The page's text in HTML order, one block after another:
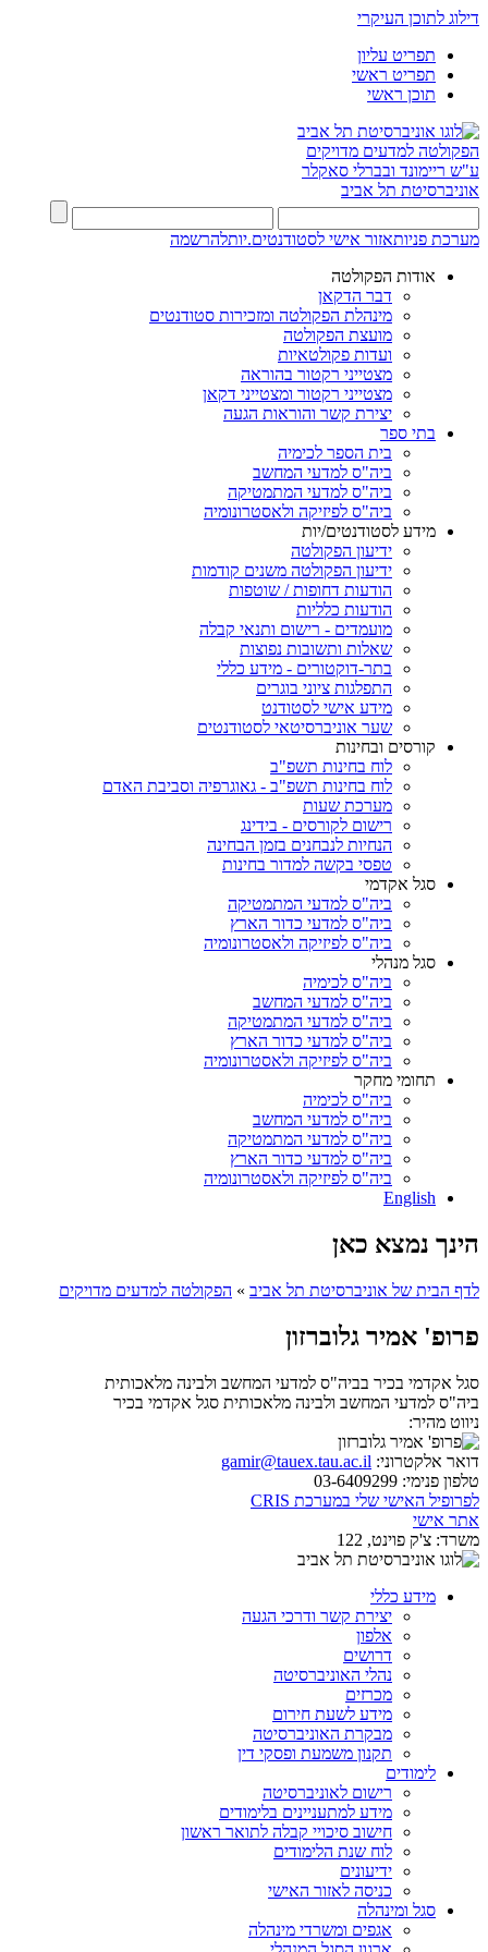
דילוג לתוכן העיקרי
תפריט עליון
תפריט ראשי
תוכן ראשי
הפקולטה למדעים מדויקים
ע"ש ריימונד ובברלי סאקלר
אוניברסיטת תל אביב
מערכת פניותאזור אישי לסטודנטים.יותלהרשמה
אודות הפקולטה
דבר הדקאן
מינהלת הפקולטה ומזכירות סטודנטים
מועצת הפקולטה
ועדות פקולטאיות
מצטייני רקטור בהוראה
מצטייני רקטור ומצטייני דקאן
יצירת קשר והוראות הגעה
בתי ספר
בית הספר לכימיה
ביה"ס למדעי המחשב
ביה"ס למדעי המתמטיקה
ביה"ס לפיזיקה ולאסטרונומיה
מידע לסטודנטים/יות
ידיעון הפקולטה
ידיעון הפקולטה משנים קודמות
הודעות דחופות / שוטפות
הודעות כלליות
מועמדים - רישום ותנאי קבלה
שאלות ותשובות נפוצות
בתר-דוקטורים - מידע כללי
התפלגות ציוני בוגרים
מידע אישי לסטודנט
שער אוניברסיטאי לסטודנטים
קורסים ובחינות
לוח בחינות תשפ"ב
לוח בחינות תשפ"ב - גאוגרפיה וסביבת האדם
מערכת שעות
רישום לקורסים - בידינג
הנחיות לנבחנים בזמן הבחינה
טפסי בקשה למדור בחינות
סגל אקדמי
ביה"ס למדעי המתמטיקה
ביה"ס למדעי כדור הארץ
ביה"ס לפיזיקה ולאסטרונומיה
סגל מנהלי
ביה"ס לכימיה
ביה"ס למדעי המחשב
ביה"ס למדעי המתמטיקה
ביה"ס למדעי כדור הארץ
ביה"ס לפיזיקה ולאסטרונומיה
תחומי מחקר
ביה"ס לכימיה
ביה"ס למדעי המחשב
ביה"ס למדעי המתמטיקה
ביה"ס למדעי כדור הארץ
ביה"ס לפיזיקה ולאסטרונומיה
English
הינך נמצא כאן
לדף הבית של אוניברסיטת תל אביב » הפקולטה למדעים מדויקים
פרופ' אמיר גלוברזון
סגל אקדמי בכיר בביה"ס למדעי המחשב ולבינה מלאכותית
ביה"ס למדעי המחשב ולבינה מלאכותית סגל אקדמי בכיר
ניווט מהיר:
דואר אלקטרוני: gamir@tauex.tau.ac.il
טלפון פנימי:
לפרופיל האישי שלי במערכת CRIS
אתר אישי
משרד: צ'ק פוינט, 122
מידע כללי
יצירת קשר ודרכי הגעה
אלפון
דרושים
נהלי האוניברסיטה
מכרזים
מידע לשעת חירום
מבקרת האוניברסיטה
תקנון משמעת ופסקי דין
לימודים
רישום לאוניברסיטה
מידע למתעניינים בלימודים
חישוב סיכויי קבלה לתואר ראשון
לוח שנת הלימודים
ידיעונים
כניסה לאזור האישי
סגל ומינהלה
אגפים ומשרדי מינהלה